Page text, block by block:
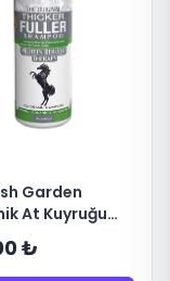
Garden
At Kuyruğu
450 ml
₺